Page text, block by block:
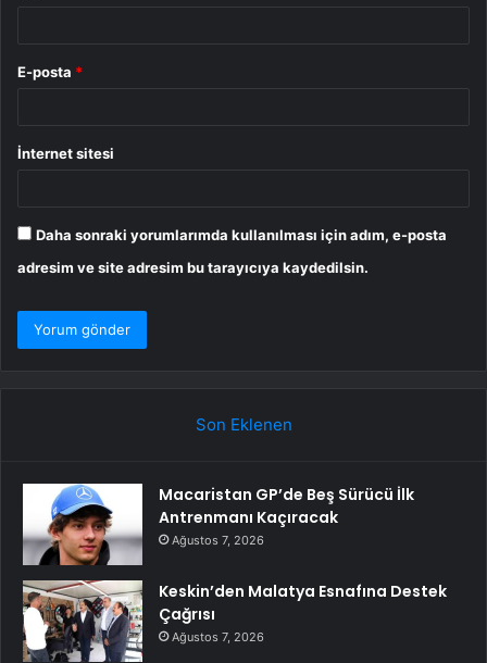
E-posta *
İnternet sitesi
Daha sonraki yorumlarımda kullanılması için adım, e-posta
adresim ve site adresim bu tarayıcıya kaydedilsin.
Son Eklenen
Macaristan GP’de Beş Sürücü İlk
Antrenmanı Kaçıracak
Ağustos 7, 2026
Keskin’den Malatya Esnafına Destek
Çağrısı
Ağustos 7, 2026